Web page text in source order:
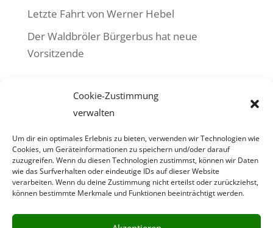
Cookie-Zustimmung
verwalten
Um dir ein optimales Erlebnis zu bieten, verwenden wir Technologien wie
Cookies, um Geräteinformationen zu speichern und/oder darauf
zuzugreifen. Wenn du diesen Technologien zustimmst, können wir Daten
wie das Surfverhalten oder eindeutige IDs auf dieser Website
verarbeiten. Wenn du deine Zustimmung nicht erteilst oder zurückziehst,
können bestimmte Merkmale und Funktionen beeinträchtigt werden.
Letzte Fahrt von Werner Hebel
Der Waldbröler Bürgerbus hat neue
Vorsitzende
Neueste Kommentare
Es sind keine Kommentare vorhanden.
Bürgerbusverein Waldbröl e. V.
Heidbergweg 32 · 51545 Waldbröl